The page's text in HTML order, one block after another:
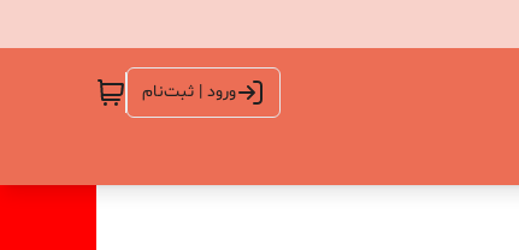
ورود | ثبت‌نام